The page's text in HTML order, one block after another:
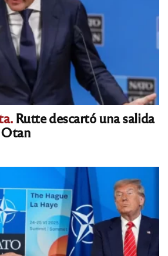
Rutte descartó una salida
Otan